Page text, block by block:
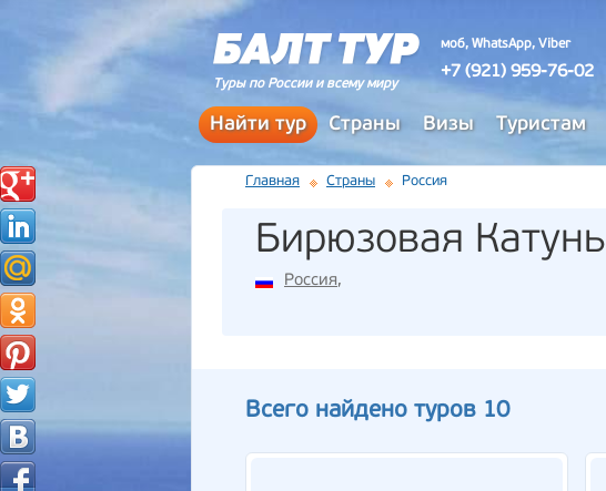
Туры по России и всему миру
моб, WhatsApp, Viber
+7 (921) 959-76-02
Найти тур Страны Визы Туристам
Главная Страны Россия
Бирюзовая Катунь
Россия,
Всего найдено туров 10